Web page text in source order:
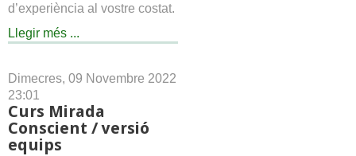
d’experiència al vostre costat.
Llegir més ...
Dimecres, 09 Novembre 2022
23:01
Curs Mirada
Conscient / versió
equips